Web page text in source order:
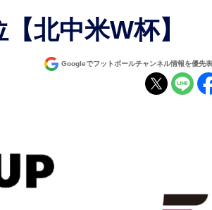
北中米W杯】
Googleでフットボールチャンネル情報を優先